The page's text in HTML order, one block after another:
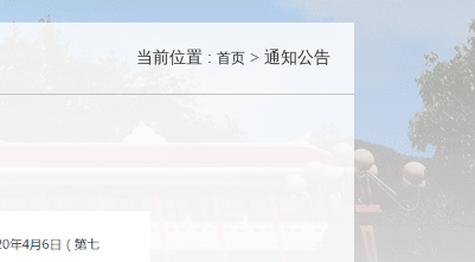
当前位置 : 首页 > 通知公告